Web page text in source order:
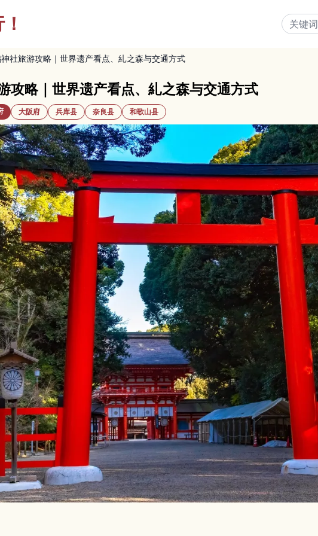
社旅游攻略｜世界遗产看点、糺之森与交通方式
攻略｜世界遗产看点、糺之森与交通方式
大阪府 兵库县 奈良县 和歌山县